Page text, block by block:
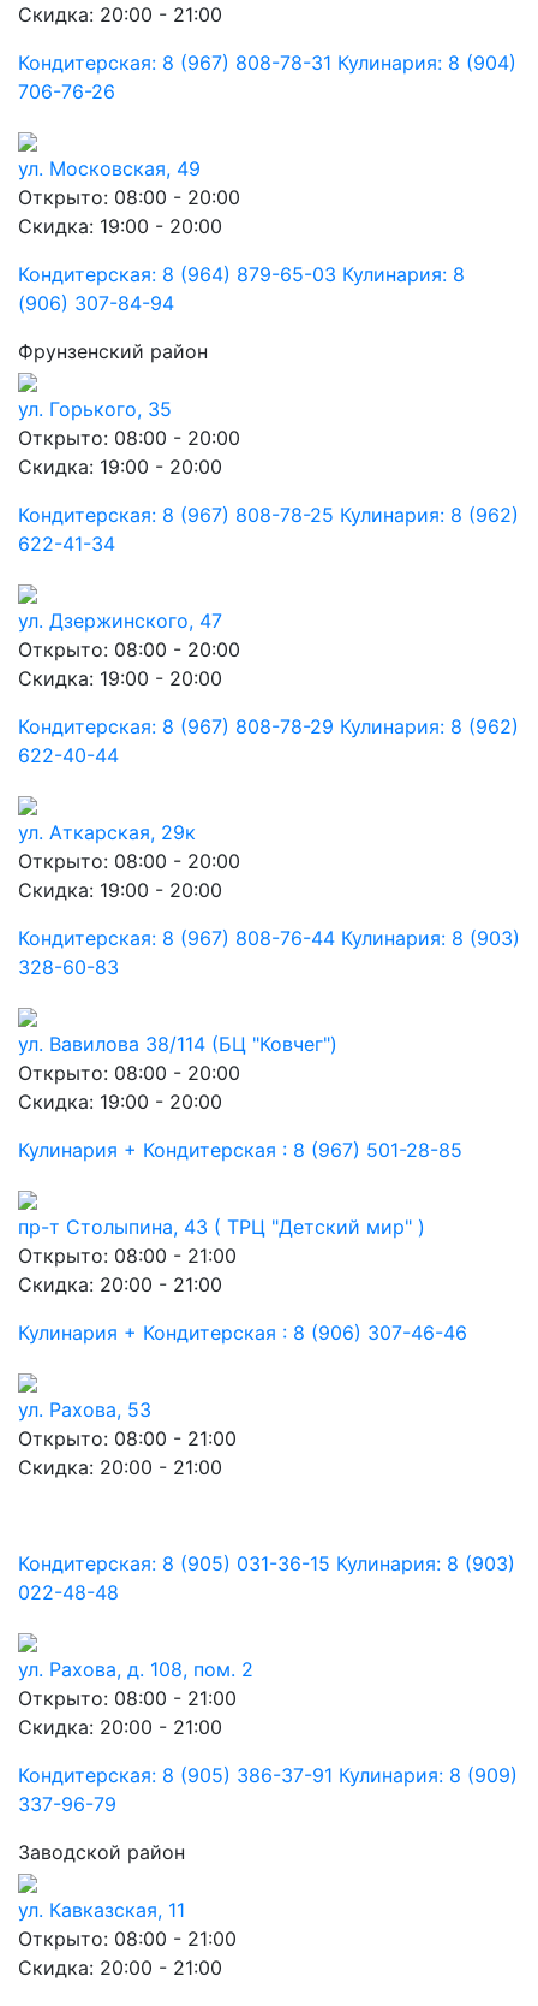
Скидка: 20:00 - 21:00
Кондитерская: 8 (967) 808-78-31 Кулинария: 8 (904)
706-76-26
ул. Московская, 49
Открыто: 08:00 - 20:00
Скидка: 19:00 - 20:00
Кондитерская: 8 (964) 879-65-03 Кулинария: 8
(906) 307-84-94
Фрунзенский район
ул. Горького, 35
Открыто: 08:00 - 20:00
Скидка: 19:00 - 20:00
Кондитерская: 8 (967) 808-78-25 Кулинария: 8 (962)
622-41-34
ул. Дзержинского, 47
Открыто: 08:00 - 20:00
Скидка: 19:00 - 20:00
Кондитерская: 8 (967) 808-78-29 Кулинария: 8 (962)
622-40-44
ул. Аткарская, 29к
Открыто: 08:00 - 20:00
Скидка: 19:00 - 20:00
Кондитерская: 8 (967) 808-76-44 Кулинария: 8 (903)
328-60-83
ул. Вавилова 38/114 (БЦ "Ковчег")
Открыто: 08:00 - 20:00
Скидка: 19:00 - 20:00
Кулинария + Кондитерская : 8 (967) 501-28-85
пр-т Столыпина, 43 ( ТРЦ "Детский мир" )
Открыто: 08:00 - 21:00
Скидка: 20:00 - 21:00
Кулинария + Кондитерская : 8 (906) 307-46-46
ул. Рахова, 53
Открыто: 08:00 - 21:00
Скидка: 20:00 - 21:00
Кондитерская: 8 (905) 031-36-15 Кулинария: 8 (903)
022-48-48
ул. Рахова, д. 108, пом. 2
Открыто: 08:00 - 21:00
Скидка: 20:00 - 21:00
Кондитерская: 8 (905) 386-37-91 Кулинария: 8 (909)
337-96-79
Заводской район
ул. Кавказская, 11
Открыто: 08:00 - 21:00
Скидка: 20:00 - 21:00